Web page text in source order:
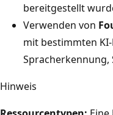
bereitgestellt
Verwenden von
mit bestimmten
Spracherkennung,
Hinweis